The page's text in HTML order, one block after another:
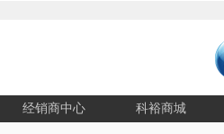
经销商中心 科裕商城